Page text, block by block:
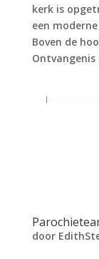
kerk is
een
Boven de
door